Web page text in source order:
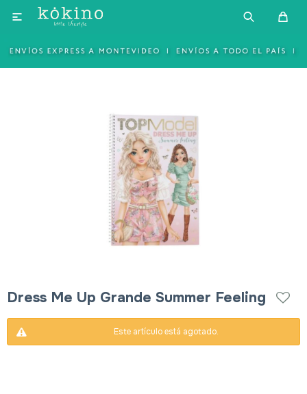

Dress Me Up Grande Summer Feeling
Este artículo está agotado.